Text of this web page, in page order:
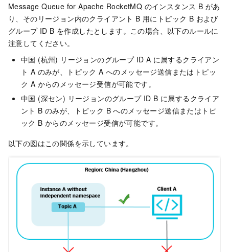
Message Queue for Apache RocketMQ のインスタンス B があ
り、そのリージョン内のクライアント B 用にトピック B および
グループ ID B を作成したとします。この場合、以下のルールに
注意してください。
中国 (杭州) リージョンのグループ ID A に属するクライアン
ト A のみが、トピック A へのメッセージ送信またはトピッ
ク A からのメッセージ受信が可能です。
中国 (深セン) リージョンのグループ ID B に属するクライア
ント B のみが、トピック B へのメッセージ送信またはトピ
ック B からのメッセージ受信が可能です。
以下の図はこの関係を示しています。